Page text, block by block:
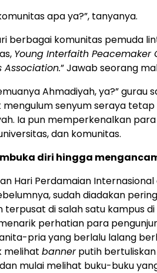
apa ya?”, tanyanya.
berbagai komunitas pemuda
Young Interfaith
Association.” Jawab seorang
Ahmadiyah, ya?”
senyum seraya
Ia pun memperkenalkan
dan komunitas.
diri hingga
Hari Perdamaian
sudah diadakan
terpusat di salah satu kampus di
perhatian para
pria yang berlalu lalang
melihat bannerputih bertuliskan
mulai melihat buku-buku